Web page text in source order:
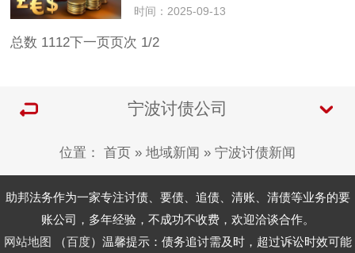
一。目前，宁波讨债公司的收费标准并
结合案件具体情况形成的差异化定价体
时间：2025-09-13
总数 1112下一页页次 1/2
宁波讨债公司
位置： 首页 » 地域新闻 » 宁波讨债新闻
助邦法务作为一家专注讨债、要债、追债、清账、清债等业务的要
账公司，多年经验，不成功不收费，欢迎洽谈合作。
网站地图 （百度）温馨提示：债务追讨需及时，超过诉讼时效可能